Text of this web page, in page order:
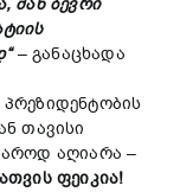
“– განაცხადა
თავისი
აღიარა –
ფეიკია!